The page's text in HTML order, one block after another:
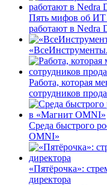
Пять мифов об ИТ
работают в Nedra
Работа, которая
сотрудников
Среда быстрого
OMNI»
«Пятёрочка»:
директора